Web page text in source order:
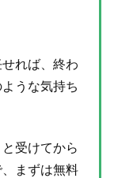
れば、終わ
うな気持ち
受けてから
まずは無料